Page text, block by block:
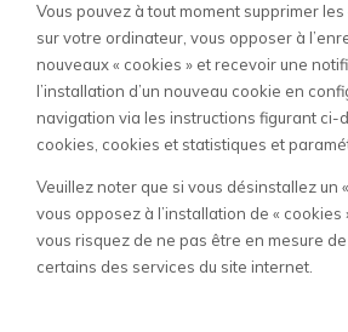
Vous pouvez à tout moment supprimer
sur votre ordinateur, vous opposer à
nouveaux « cookies » et recevoir une
l’installation d’un nouveau cookie en
navigation via les instructions figurant ci-
cookies, cookies et statistiques et
Veuillez noter que si vous désinstallez un
vous opposez à l’installation de « cookies
vous risquez de ne pas être en mesure
certains des services du site internet.